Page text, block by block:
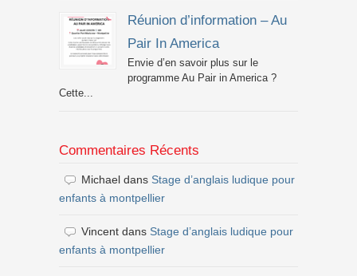
Réunion d’information – Au
Pair In America
Envie d’en savoir plus sur le
programme Au Pair in America ?
Cette...
Commentaires Récents
Michael dans Stage d’anglais ludique pour
enfants à montpellier
Vincent dans Stage d’anglais ludique pour
enfants à montpellier